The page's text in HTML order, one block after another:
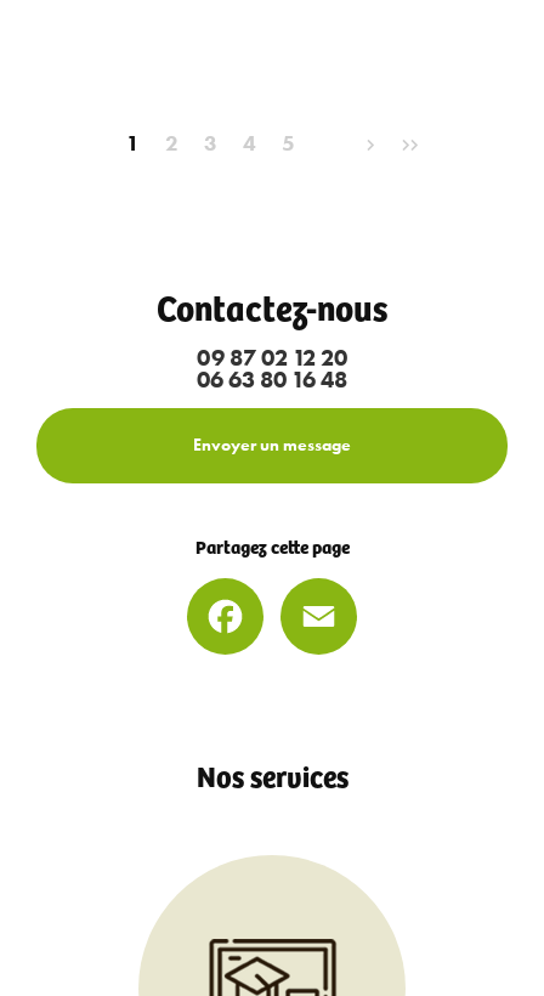
1 2 3 4 5
Contactez-nous
09 87 02 12 20
06 63 80 16 48
Envoyer un message
Partagez cette page
Facebook
Nos services